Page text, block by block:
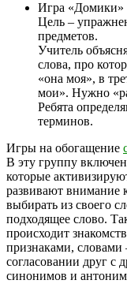
Игра «Домики»
Цель –
предметов.
Учитель
слова, про
«она моя», в
мои». Нужно
Ребята
терминов.
Игры на обогащение
В эту группу
которые
развивают внимание
выбирать из своего
подходящее слово.
происходит
признаками,
согласовании друг с
синонимов и